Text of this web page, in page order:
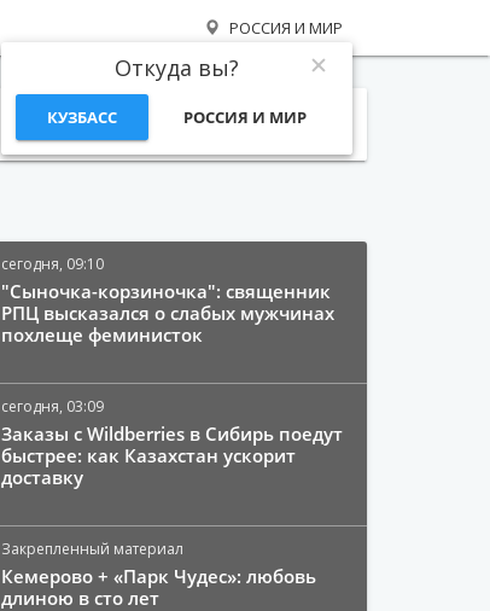
РОССИЯ И МИР
Откуда вы?
КУЗБАСС РОССИЯ И МИР
сегодня, 09:10
"Сыночка-корзиночка": священник
РПЦ высказался о слабых мужчинах
похлеще феминисток
сегодня, 03:09
Заказы с Wildberries в Сибирь поедут
быстрее: как Казахстан ускорит
доставку
Закрепленный материал
Кемерово + «Парк Чудес»: любовь
длиною в сто лет